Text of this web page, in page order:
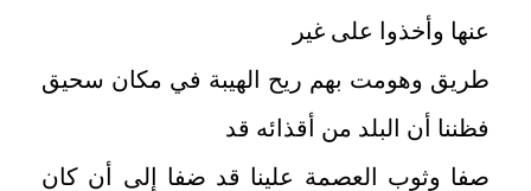
عنها وأخذوا على غير
طريق وهومت بهم ريح الهيبة في مكان سحيق
فظننا أن البلد من أقذائه قد
صفا وثوب العصمة علينا قد ضفا إلى أن كان